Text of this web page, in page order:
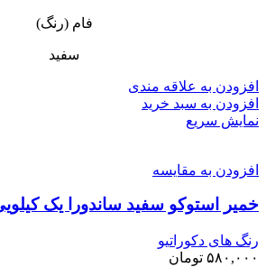
فام (رنگ)
سفید
افزودن به علاقه مندی
افزودن به سبد خرید
نمایش سریع
افزودن به مقایسه
خمیر استوکو سفید ساندورا یک
رنگ های دکوراتیو
۵۸۰,۰۰۰ تومان